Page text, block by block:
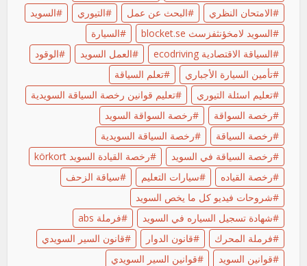
الامتحان النظري
البحث عن عمل التيوري
السويد
السويد لامخؤنثفزسث blocket.se
السيارة
السياقة الاقتصادية ecodriving
العمل السويد
الوقود
تأمين السيارة الأجباري
تعلم السياقة
تعليم اسئلة التيوري
تعليم قوانين رخصة السياقة السويدية
رخصة السواقة
رخصة السواقة السويد
رخصة السياقة
رخصة السياقة السويدية
رخصة السياقة في السويد
رخصة القيادة السويد körkort
رخصة القياده
سيارات التعليم
سياقة الزحف
شروحات فيديو كل ما يخص السويد
شهادة تسجيل السياره في السويد
فرملة abs
فرملة المحرك
قانون الدوار
قانون السير السويدي
قوانين السويد
قوانين السير السويدي